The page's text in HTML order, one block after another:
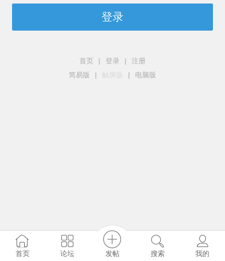
登录
首页 | 登录 |
注册
简易版
| 触屏版 | 电脑版
首页 论坛 发帖 搜索 我的